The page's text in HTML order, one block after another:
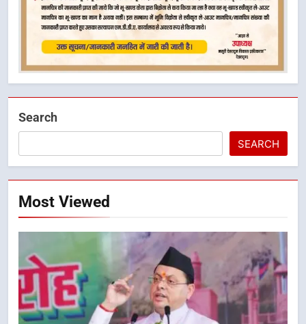
Search
SEARCH
Most Viewed